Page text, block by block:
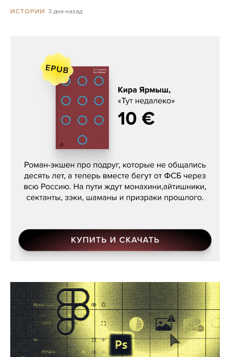
ИСТОРИИ 3 дня назад
Кира Ярмыш, «Тут недалеко»